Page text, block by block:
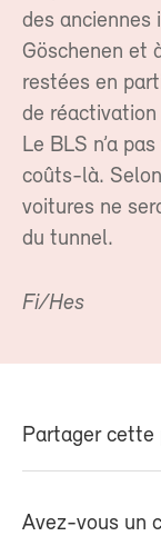
des anciennes
Göschenen et
restées en
de
Le BLS n’a
coûts-là.
voitures ne
du tunnel.
Fi/Hes
Partager cette
Avez-vous un